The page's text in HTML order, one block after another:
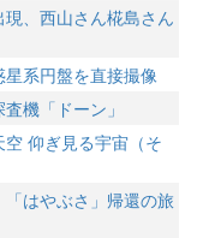
、西山さん椛島さん
系円盤を直接撮像
機「ドーン」
仰ぎ見る宇宙（そ
はやぶさ」帰還の旅